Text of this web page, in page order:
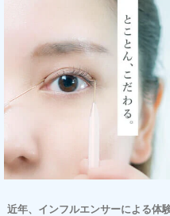
近年、インフルエンサーによる体